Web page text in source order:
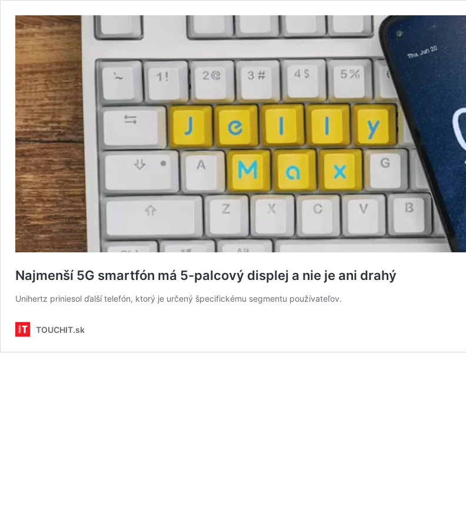
Najmenší 5G smartfón má 5-palcový displej a nie je ani drahý
Unihertz priniesol ďalší telefón, ktorý je určený špecifickému segmentu používateľov.
TOUCHIT.sk